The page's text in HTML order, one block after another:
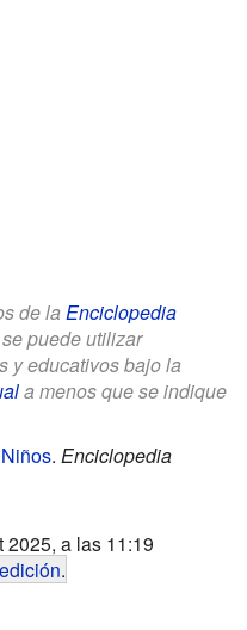
de la Enciclopedia
puede utilizar
y educativos bajo la
a menos que se indique
. Enciclopedia
2025, a las 11:19
.